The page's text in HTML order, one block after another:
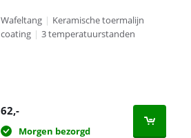
Wafeltang | Keramische toermalijn
coating | 3 temperatuurstanden
62,-
Morgen bezorgd